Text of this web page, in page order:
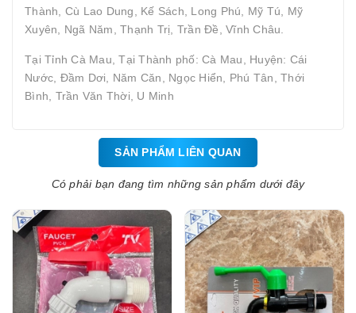
Thành, Cù Lao Dung, Kế Sách, Long Phú, Mỹ Tú, Mỹ
Xuyên, Ngã Năm, Thạnh Trị, Trần Đề, Vĩnh Châu.
Tại Tỉnh Cà Mau, Tại Thành phố: Cà Mau, Huyện: Cái
Nước, Đầm Dơi, Năm Căn, Ngọc Hiển, Phú Tân, Thới
Bình, Trần Văn Thời, U Minh
SẢN PHẨM LIÊN QUAN
Có phải bạn đang tìm những sản phẩm dưới đây